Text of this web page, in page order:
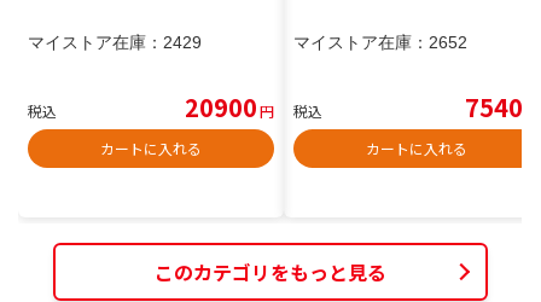
マイストア在庫： 2429
税込 20900円
カートに入れる
マイストア在庫： 2652
税込 7540
カートに入れる
このカテゴリをもっと見る